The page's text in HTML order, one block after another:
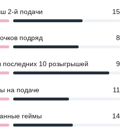
2-й подачи 15
подряд 8
последних 10 розыгрышей 9
на подаче 11
геймы 14